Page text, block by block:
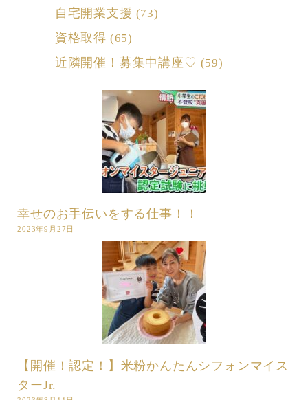
自宅開業支援 (73)
資格取得 (65)
近隣開催！募集中講座♡ (59)
幸せのお手伝いをする仕事！！
2023年9月27日
【開催！認定！】米粉かんたんシフォンマイス
ターJr.